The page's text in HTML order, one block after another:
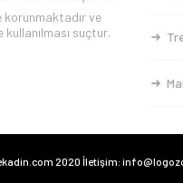
korunmaktadır ve
kullanılması suçtur.
2020 İletişim: